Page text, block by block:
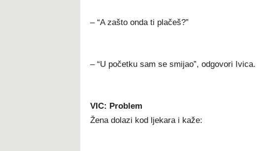
– “A zašto onda ti plačeš?”
– “U početku sam se smijao”, odgovori Ivica.
VIC: Problem
Žena dolazi kod ljekara i kaže: